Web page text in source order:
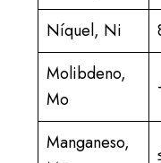
Níquel, Ni
Molibdeno,
Mo
Manganeso,